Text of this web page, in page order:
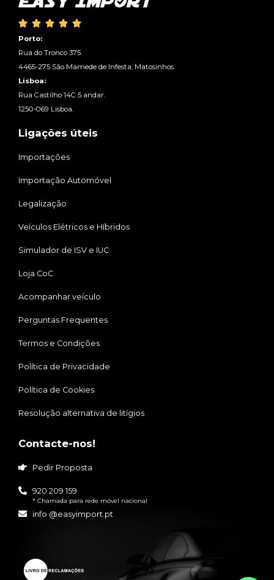
    
Porto:
Rua do Tronco 375.
4465-275 São Mamede de Infesta, Matosinhos.
Lisboa:
Rua Castilho 14C 5 andar.
1250-069 Lisboa.
Ligações úteis
Importações
Importação Automóvel
Legalização
Veículos Elétricos e Híbridos
Simulador de ISV e IUC
Loja CoC
Acompanhar veículo
Perguntas Frequentes
Termos e Condições
Política de Privacidade
Política de Cookies
Resolução alternativa de litígios
Contacte-nos!
Pedir Proposta
920 209 159
* Chamada para rede móvel nacional
info @easyimport.pt